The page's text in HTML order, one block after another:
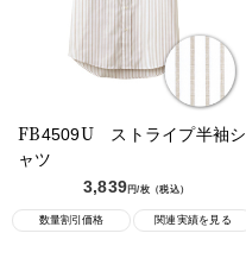
FB4509U ストライプ半袖シ
ャツ
3,839円/枚（税込）
数量割引価格 関連実績を見る